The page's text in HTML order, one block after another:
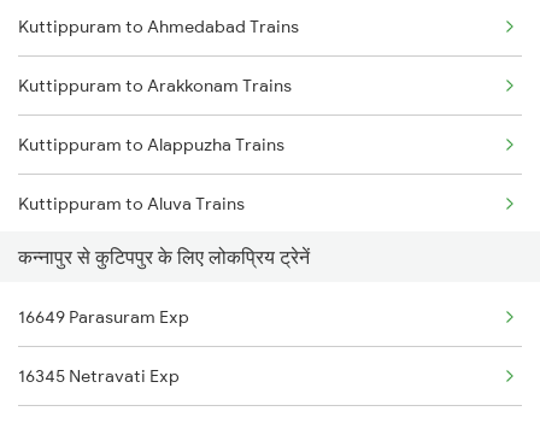
Kannapuram to Tiruppur Trains
Kannapuram to Aluva Trains
Kannapuram to Vadakara Trains
Kannapuram to Baindur Trains
Kannapuram to Coimbatore Trains
Kuttippuram to Ahmedabad Trains
Kuttippuram to Arakkonam Trains
Kuttippuram to Alappuzha Trains
Kuttippuram to Aluva Trains
Kuttippuram to Vadakara Trains
Kuttippuram to Bhusawal Trains
Kuttippuram to Baindur Trains
कन्नापुर से कुटिपपुर के लिए लोकप्रिय ट्रेनें
16649 Parasuram Exp
16345 Netravati Exp